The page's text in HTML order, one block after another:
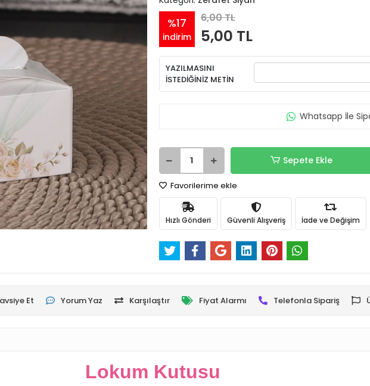
%17
indirim
6,00 TL
5,00 TL
YAZILMASINI
İSTEDİĞİNİZ METİN
Whatsapp İle
Sepete Ekle
Favorilerime ekle
Hızlı Gönderi Güvenli Alışveriş İade ve Değişim
Et Yorum Yaz Karşılaştır Fiyat Alarmı Telefonla Sipariş
Lokum Kutusu